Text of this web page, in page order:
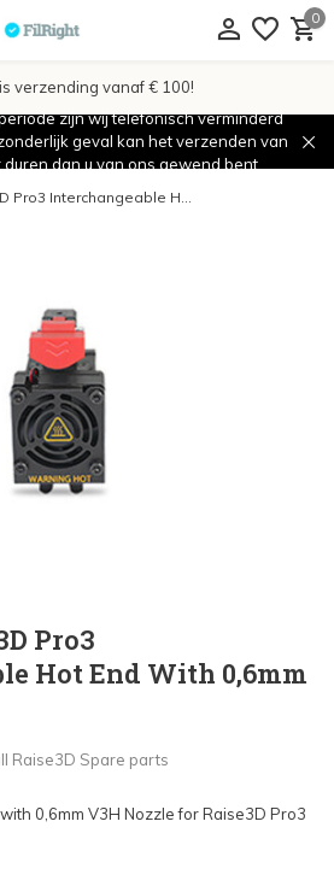
0
verzending vanaf € 100!
zijn wij telefonisch verminderd
geval kan het verzenden van
dan u van ons gewend bent.
Pro3 Interchangeable H...
Pro3
Hot End With 0,6mm
Raise3D Spare parts
0,6mm V3H Nozzle for Raise3D Pro3